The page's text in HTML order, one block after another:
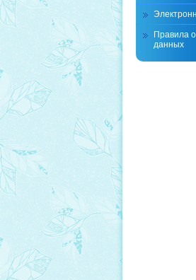
Правила
данных